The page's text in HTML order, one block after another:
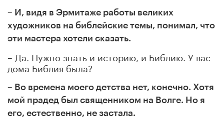
– И, видя в Эрмитаже работы великих
художников на библейские темы, понимал, что
эти мастера хотели сказать.
– Да. Нужно знать и историю, и Библию. У вас
дома Библия была?
– Во времена моего детства нет, конечно. Хотя
мой прадед был священником на Волге. Но я
его, естественно, не застала.